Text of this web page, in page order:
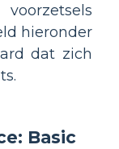
hieronder
dat zich